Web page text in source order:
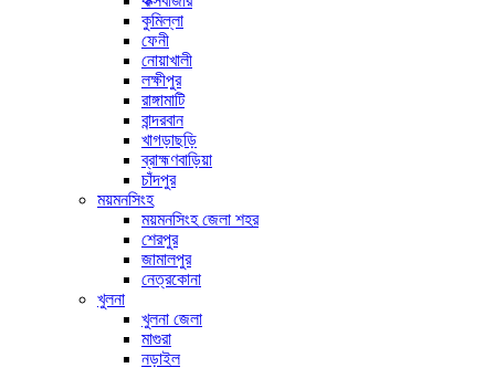
কুমিল্লা
ফেনী
নোয়াখালী
লক্ষীপুর
রাঙ্গামাটি
বান্দরবান
খাগড়াছড়ি
ব্রাহ্মণবাড়িয়া
চাঁদপুর
ময়মনসিংহ
ময়মনসিংহ জেলা শহর
শেরপুর
জামালপুর
নেত্রকোনা
খুলনা
খুলনা জেলা
মাগুরা
নড়াইল